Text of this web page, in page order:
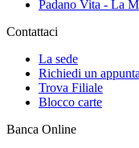
Padano Vita - La
Contattaci
La sede
Richiedi un
Trova Filiale
Blocco carte
Banca Online